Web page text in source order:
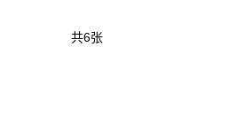
共6张